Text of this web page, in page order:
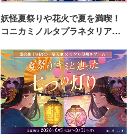
妖怪夏祭りや花火で夏を満喫！
コニカミノルタプラネタリア